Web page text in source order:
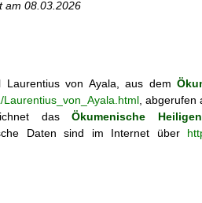
am 08.03.2026
Laurentius von Ayala, aus dem
,
dasÖkumenische
Daten sind im Internet über